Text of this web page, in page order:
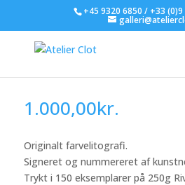
+45 9320 6850 / +33 (0)9
Ole Ahlberg –
1.000,00kr.
Originalt farvelitografi.
Signeret og nummereret af
Trykt i 150 eksemplarer på 250g